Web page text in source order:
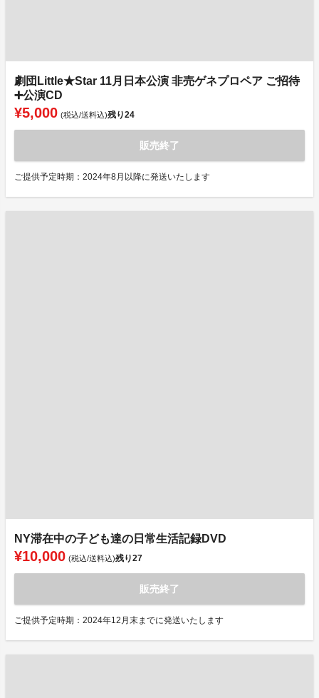
劇団Little★Star 11月日本公演 非売ゲネプロペア ご招待
➕公演CD
¥5,000 (税込/送料込)残り24
販売終了
ご提供予定時期：2024年8月以降に発送いたします
NY滞在中の子ども達の日常生活記録DVD
¥10,000 (税込/送料込)残り27
販売終了
ご提供予定時期：2024年12月末までに発送いたします